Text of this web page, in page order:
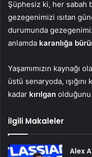
Şüphesiz ki, her sabah
gezegenimizi ısıtan
durumunda
anlamda karanlığa
Yaşamımızın kaynağı
üstü senaryoda,
kadar kırılgan olduğunu
İlgili Makaleler
Alex